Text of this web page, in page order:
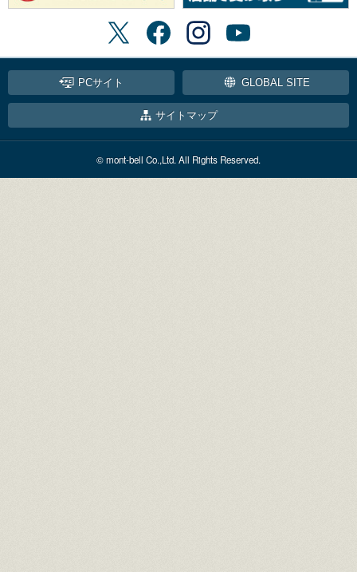
PCサイト GLOBAL SITE
サイトマップ
© mont-bell Co.,Ltd. All Rights Reserved.